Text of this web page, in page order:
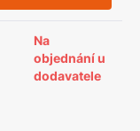
Na
objednání u
dodavatele